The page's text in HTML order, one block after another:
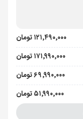
۱۲۱٬۴۹۰٬۰۰۰ تومان
۱۷۱٬۹۹۰٬۰۰۰ تومان
۶۹٬۹۹۰٬۰۰۰ تومان
۵۱٬۹۹۰٬۰۰۰ تومان